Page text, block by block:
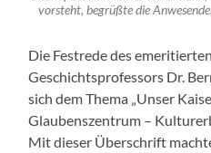
vorsteht, begrüßte die
Die Festrede des
Geschichtsprofessors Dr.
sich dem Thema „Unser
Glaubenszentrum –
Mit dieser Überschrift